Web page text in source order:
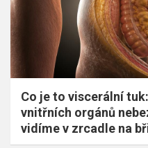
Co je to viscerální
vnitřních orgánů
vidíme v zrcadle na